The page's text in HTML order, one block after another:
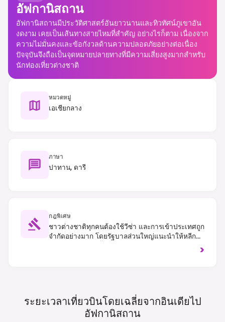
อัฟกานิสถาน
อัฟกานิสถานมีประวัติศาสตร์อันยาวนานและทิวทัศน์ภูเขาอัน
งดงาม เคยเป็นเส้นทางสายไหมที่สำคัญ อย่างไรก็ตาม เนื่องจาก
ความไม่มั่นคงและข้อกังวลด้านความปลอดภัยอย่างต่อเนื่อง
ปัจจุบันจึงถือเป็นจุดหมายปลายทางที่มีความเสี่ยงสูงมากสำหรับ
นักท่องเที่ยวต่างชาติ
หมวดหมู่
เอเชียกลาง
ภาษา
ปาทาน, ดารี
กฎพิเศษ
ชาวต่างชาติทุกคนต้องใช้วีซ่า และการเข้าประเทศถูก
จำกัดอย่างมาก โดยรัฐบาลส่วนใหญ่แนะนำให้หลีก
เลี่ยงการเดินทางทั้งหมด กฎหมายอิสลามที่เข้มงวดมี>
ระยะเวลาเที่ยวบินโดยเฉลี่ยจากอินเดียไป
อัฟกานิสถาน